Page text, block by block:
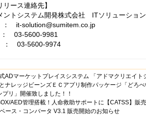
リース連絡先】
ントシステム開発株式会社 ITソリューショ
it-solution@sumitem.co.jp
5600-9981
03-5600-9974
ADマーケットプレイスシステム 「アドマクリエイト
ナレッジビーンズＥＣアプリ制作パッケージ「どろ
リ」開催致しました！！
AED管理搭載！人命救助サポートに【CATSS】販
ース・コンバータ V3.1 販売開始のお知らせ